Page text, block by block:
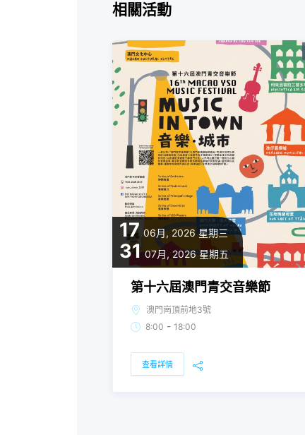
相關活動
17 06月, 2026 星期三
31 07月, 2026 星期五
第十六屆澳門青交音樂節
澳門崗頂前地3號
8:00 - 18:00
查看詳情